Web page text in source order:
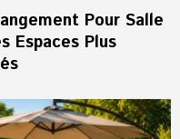
Pour Salle
Espaces Plus